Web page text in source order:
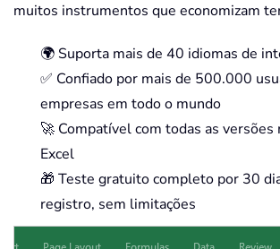
muitos instrumentos que economizam
🌍 Suporta mais de 40 idiomas de
✅ Confiado por mais de 500.000
empresas em todo o mundo
🚀 Compatível com todas as versões
Excel
🎁 Teste gratuito completo por 30
registro, sem limitações